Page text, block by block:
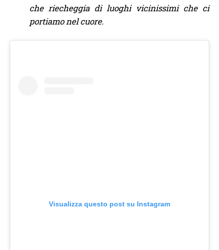
che riecheggia di luoghi vicinissimi che ci
portiamo nel cuore.
Visualizza questo post su Instagram